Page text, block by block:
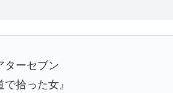
ターセブン
拾った女』